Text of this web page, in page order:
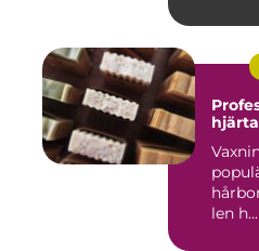
len h...